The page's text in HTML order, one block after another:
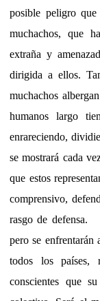
posible peligro que
muchachos, que
extraña y
dirigida a ellos.
muchachos
humanos largo
enrareciendo,
se mostrará cada
que estos
comprensivo,
rasgo de defensa.
pero se enfrentarán
todos los países,
conscientes que